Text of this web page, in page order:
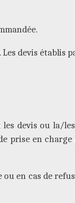
devis établis
les devis ou la/
prise en
en cas de